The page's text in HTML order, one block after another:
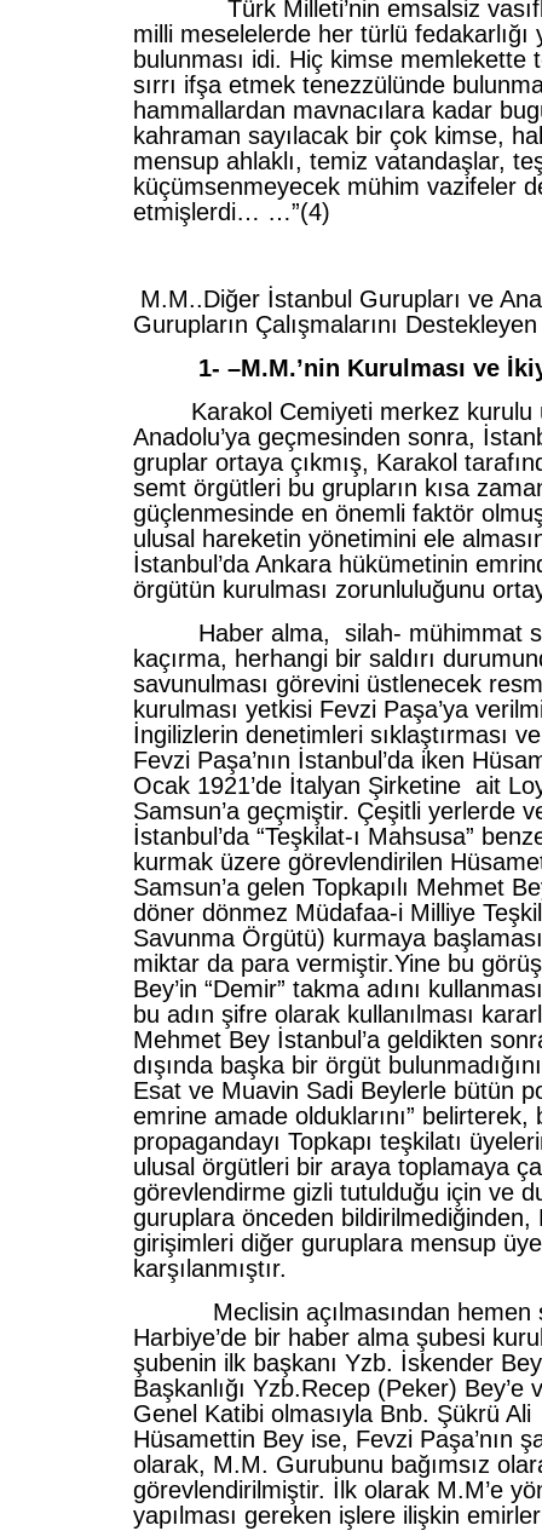
Türk Milleti’nin emsalsiz
milli meselelerde her türlü fedakarlığı
bulunması idi. Hiç kimse memlekette
sırrı ifşa etmek tenezzülünde
hammallardan mavnacılara kadar
kahraman sayılacak bir çok kimse,
mensup ahlaklı, temiz vatandaşlar,
küçümsenmeyecek mühim vazifeler
etmişlerdi… …”(4)
M.M..Diğer İstanbul Gurupları ve
Gurupların Çalışmalarını
1- –M.M.’nin Kurulması ve
Karakol Cemiyeti merkez kurulu
Anadolu’ya geçmesinden sonra,
gruplar ortaya çıkmış, Karakol
semt örgütleri bu grupların kısa
güçlenmesinde en önemli faktör
ulusal hareketin yönetimini ele
İstanbul’da Ankara hükümetinin
örgütün kurulması zorunluluğunu
Haber alma, silah- mühimmat
kaçırma, herhangi bir saldırı
savunulması görevini üstlenecek
kurulması yetkisi Fevzi Paşa’ya
İngilizlerin denetimleri sıklaştırması
Fevzi Paşa’nın İstanbul’da iken
Ocak 1921’de İtalyan Şirketine ait
Samsun’a geçmiştir. Çeşitli yerlerde
İstanbul’da “Teşkilat-ı Mahsusa”
kurmak üzere görevlendirilen
Samsun’a gelen Topkapılı Mehmet
döner dönmez Müdafaa-i Milliye
Savunma Örgütü) kurmaya
miktar da para vermiştir.Yine bu
Bey’in “Demir” takma adını
bu adın şifre olarak kullanılması
Mehmet Bey İstanbul’a geldikten
dışında başka bir örgüt
Esat ve Muavin Sadi Beylerle bütün
emrine amade olduklarını” belirterek,
propagandayı Topkapı teşkilatı
ulusal örgütleri bir araya toplamaya
görevlendirme gizli tutulduğu için ve
guruplara önceden bildirilmediğinden,
girişimleri diğer guruplara mensup
karşılanmıştır.
Meclisin açılmasından hemen
Harbiye’de bir haber alma şubesi
şubenin ilk başkanı Yzb. İskender
Başkanlığı Yzb.Recep (Peker) Bey’e
Genel Katibi olmasıyla Bnb. Şükrü
Hüsamettin Bey ise, Fevzi Paşa’nın
olarak, M.M. Gurubunu bağımsız
görevlendirilmiştir. İlk olarak M.M’e
yapılması gereken işlere ilişkin